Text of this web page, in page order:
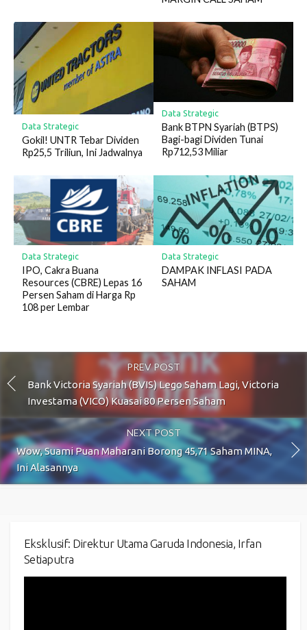
Data Strategic
Gokil! UNTR Tebar Dividen
Rp25,5 Triliun, Ini Jadwalnya
Data Strategic
Bank BTPN Syariah (BTPS)
Bagi-bagi Dividen Tunai
Rp712,53 Miliar
Data Strategic
IPO, Cakra Buana
Resources (CBRE) Lepas 16
Persen Saham di Harga Rp
108 per Lembar
Data Strategic
DAMPAK INFLASI PADA
SAHAM
PREV POST
Bank Victoria Syariah (BVIS) Lego Saham Lagi, Victoria
Investama (VICO) Kuasai 80 Persen Saham
NEXT POST
Wow, Suami Puan Maharani Borong 45,71 Saham MINA,
Ini Alasannya
Eksklusif: Direktur Utama Garuda Indonesia, Irfan
Setiaputra